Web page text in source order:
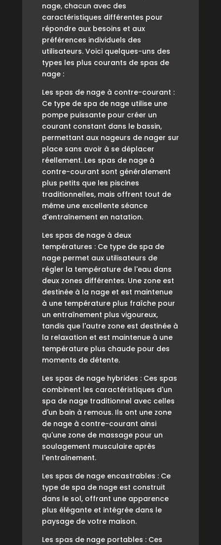
nage, chacun avec des
caractéristiques différentes pour
répondre aux besoins et aux
préférences individuels des
utilisateurs. Voici quelques-uns des
types les plus courants de spas de
nage :
Les spas de nage à contre-courant :
Ce type de spa de nage utilise une
pompe puissante pour créer un
courant constant dans le bassin,
permettant aux nageurs de nager sur
place sans avoir à se déplacer
réellement. Les spas de nage à
contre-courant sont généralement
plus petits que les piscines
traditionnelles, mais offrent tout de
même une excellente séance
d'entraînement en natation.
Les spas de nage à deux
températures : Ce type de spa de
nage permet aux utilisateurs de
régler la température de l'eau dans
deux zones différentes. Une zone est
destinée à la nage et est maintenue
à une température plus fraîche pour
un entraînement plus vigoureux,
tandis que l'autre zone est destinée à
la relaxation et est maintenue à une
température plus chaude pour des
moments de détente.
Les spas de nage hybrides : Ces spas
combinent les caractéristiques d'un
spa de nage traditionnel avec celles
d'un bain à remous. Ils ont une zone
de nage à contre-courant ainsi
qu'une zone de massage pour un
soulagement musculaire après
l'entraînement.
Les spas de nage encastrables : Ce
type de spa de nage est construit
dans le sol, offrant une apparence
plus élégante et intégrée dans le
paysage de votre maison.
Les spas de nage portables : Ces